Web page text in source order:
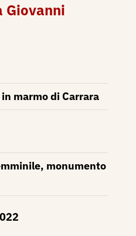
Giovanni
marmo di Carrara
monumento